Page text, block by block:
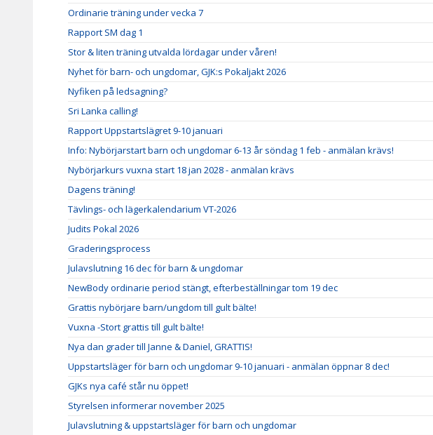
Ordinarie träning under vecka 7
Rapport SM dag 1
Stor & liten träning utvalda lördagar under våren!
Nyhet för barn- och ungdomar, GJK:s Pokaljakt 2026
Nyfiken på ledsagning?
Sri Lanka calling!
Rapport Uppstartslägret 9-10 januari
Info: Nybörjarstart barn och ungdomar 6-13 år söndag 1 feb - anmälan krävs!
Nybörjarkurs vuxna start 18 jan 2028 - anmälan krävs
Dagens träning!
Tävlings- och lägerkalendarium VT-2026
Judits Pokal 2026
Graderingsprocess
Julavslutning 16 dec för barn & ungdomar
NewBody ordinarie period stängt, efterbeställningar tom 19 dec
Grattis nybörjare barn/ungdom till gult bälte!
Vuxna -Stort grattis till gult bälte!
Nya dan grader till Janne & Daniel, GRATTIS!
Uppstartsläger för barn och ungdomar 9-10 januari - anmälan öppnar 8 dec!
GJKs nya café står nu öppet!
Styrelsen informerar november 2025
Julavslutning & uppstartsläger för barn och ungdomar